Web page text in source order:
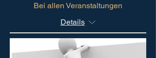
Bei allen Veranstaltungen
Details